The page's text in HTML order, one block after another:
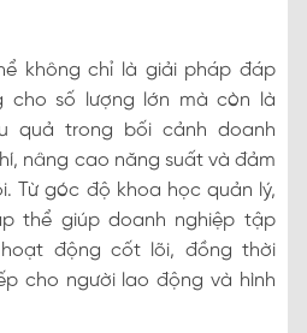
không chỉ là giải pháp đáp
cho số lượng lớn mà còn là
quả trong bối cảnh doanh
nâng cao năng suất và đảm
Từ góc độ khoa học quản lý,
thể giúp doanh nghiệp tập
động cốt lõi, đồng thời
cho người lao động và hình